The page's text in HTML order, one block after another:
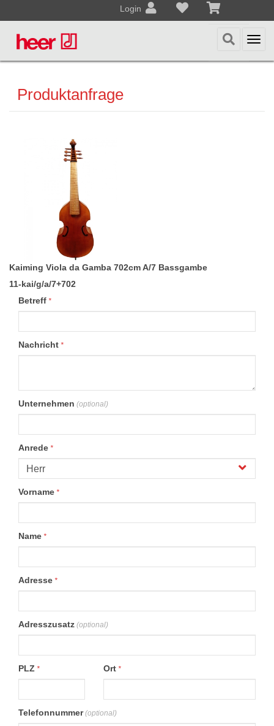
Login
Produktanfrage
Kaiming Viola da Gamba 702cm A/7 Bassgambe
11-kai/g/a/7+702
Betreff *
Nachricht *
Unternehmen (optional)
Anrede *
Vorname *
Name *
Adresse *
Adresszusatz (optional)
PLZ * Ort *
Telefonnummer (optional)